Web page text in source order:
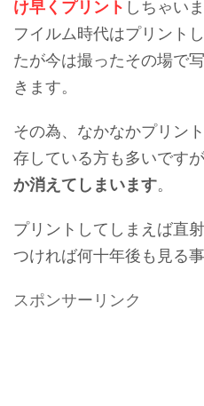
け早くプリント しちゃい
フイルム時代はプリント
たが今は撮ったその場で
きます。
その為、なかなかプリン
存している方も多いです
か消えてしまいます。
プリントしてしまえば直
つければ何十年後も見る
スポンサーリンク